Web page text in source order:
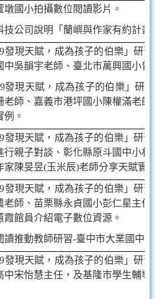
墩國小拍攝數位閱讀影片。
技公司說明「蘭嶼與作家有約計畫
發現天賦，成為孩子的伯樂」研習
中吳韻宇老師、臺北市萬興國小
發現天賦，成為孩子的伯樂」研習
老師、嘉義市港坪國小陳權滿老
例。
發現天賦，成為孩子的伯樂」研習
行親子對談、彰化縣原斗國中小
家陳旻昱(玉米辰)老師分享天賦實
發現天賦，成為孩子的伯樂」研習
老師、苗栗縣永貞國小彭仁星主
霞館員介紹電子數位資源。
讀推動教師研習-臺中市大業國中
發現天賦，成為孩子的伯樂」研習
中宋怡慧主任，及基隆市學生輔